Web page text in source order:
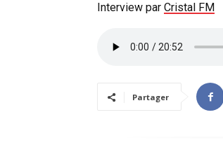
Interview par Cristal FM
Partager